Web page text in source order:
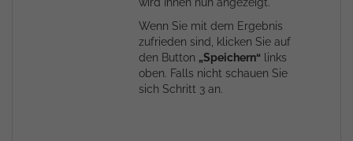
Wenn Sie mit dem Ergebnis
zufrieden sind, klicken Sie auf
den Button „Speichern“ links
oben. Falls nicht schauen Sie
sich Schritt 3 an.